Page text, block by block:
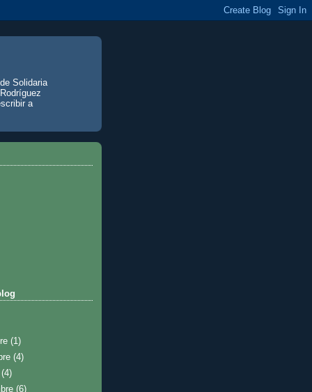
Solidaria
a
(1)
(4)
(4)
(6)